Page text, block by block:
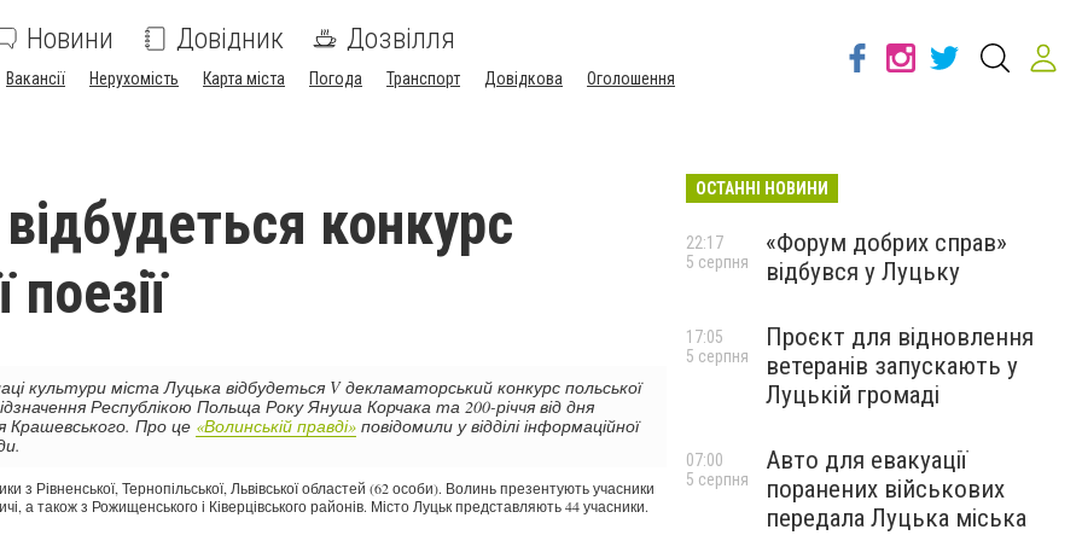
Новини Довідник Дозвілля
Вакансії Нерухомість Карта міста Погода Транспорт Довідкова Оголошення
конкурс
культури міста Луцька відбудеться V декламаторський конкурс польської
Республікою Польща Року Януша Корчака та 200-річчя від дня
Крашевського. Про це «Волинській правді» повідомили у відділі інформаційної
з Рівненської, Тернопільської, Львівської областей (62 особи). Волинь презентують учасники
а також з Рожищенського і Ківерцівського районів. Місто Луцьк представляють 44 учасники.
ОСТАННІ НОВИНИ
«Форум добрих справ»
відбувся у Луцьку
22:17
5 серпня
Проєкт для відновлення
ветеранів запускають у
Луцькій громаді
17:05
5 серпня
Авто для евакуації
поранених військових
передала Луцька міська
07:00
5 серпня